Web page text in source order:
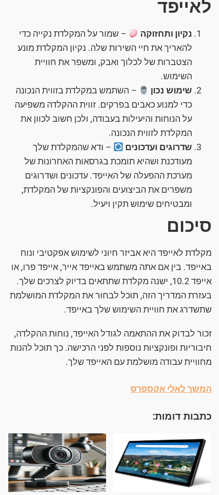
לאייפד
נקיון ותחזוקה
– שמור על המקלדת נקייה כדי
להאריך את חיי השירות שלה. נקיון המקלדת מונע
הצטברות של לכלוך ואבק, ומשפר את חוויית
השימוש.
שימוש נכון
– השתמש במקלדת בזווית הנכונה
כדי למנוע כאבים בפרקים. זווית ההקלדה משפיעה
על הנוחות והיעילות בעבודה, ולכן חשוב לכוון את
המקלדת לזווית הנכונה.
שדרוגים ועדכונים
– ודא שהמקלדת שלך
מעודכנת ושהיא תומכת בגרסאות האחרונות של
מערכת ההפעלה של האייפד. עדכונים ושדרוגים
משפרים את הביצועים והפונקציות של המקלדת,
ומבטיחים שימוש תקין ויעיל.
סיכום
מקלדת לאייפד היא אביזר חיוני לשימוש אפקטיבי ונוח
באייפד. בין אם אתה משתמש באייפד אייר, אייפד פרו, או
אייפד 10.2, ישנה מקלדת שתתאים בדיוק לצרכים שלך.
בעזרת המדריך הזה, תוכל לבחור את המקלדת המושלמת
שתשדרג את חוויית השימוש שלך באייפד.
זכור לבדוק את ההתאמה לגודל האייפד, נוחות ההקלדה,
חיבוריות ופונקציות נוספות לפני הרכישה. כך תוכל להנות
מחוויית עבודה מושלמת עם האייפד שלך.
המשך לאלי אקספרס
כתבות דומות: